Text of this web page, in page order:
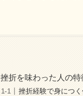
挫折を味わった人の
挫折経験で身につ